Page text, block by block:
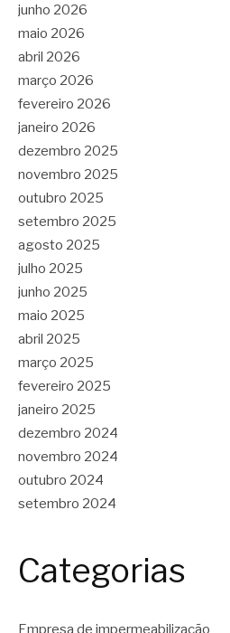
junho 2026
maio 2026
abril 2026
março 2026
fevereiro 2026
janeiro 2026
dezembro 2025
novembro 2025
outubro 2025
setembro 2025
agosto 2025
julho 2025
junho 2025
maio 2025
abril 2025
março 2025
fevereiro 2025
janeiro 2025
dezembro 2024
novembro 2024
outubro 2024
setembro 2024
Categorias
Empresa de impermeabilização